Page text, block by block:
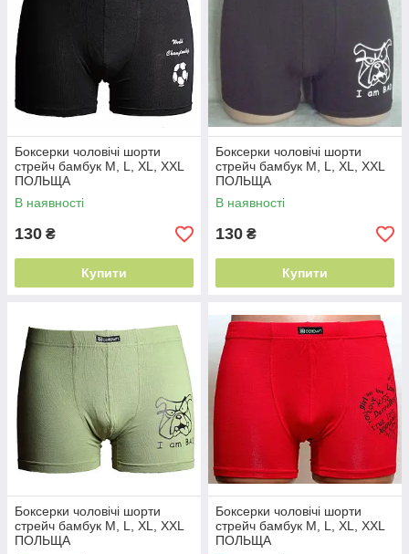
Боксерки чоловічі шорти
стрейч бамбук M, L, XL, XXL
ПОЛЬЩА
В наявності
130 ₴
Купити
Боксерки чоловічі шорти
стрейч бамбук M, L, XL, XXL
ПОЛЬЩА
В наявності
130 ₴
Купити
Боксерки чоловічі шорти
стрейч бамбук M, L, XL, XXL
ПОЛЬЩА
Боксерки чоловічі шорти
стрейч бамбук M, L, XL, XXL
ПОЛЬЩА